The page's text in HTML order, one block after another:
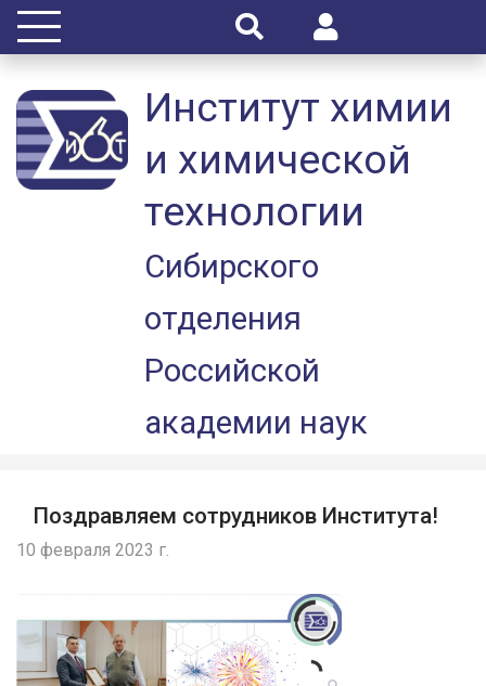
Институт химии
и химической
технологии
Сибирского
отделения
Российской
академии наук
Поздравляем сотрудников Института!
10 февраля 2023 г.